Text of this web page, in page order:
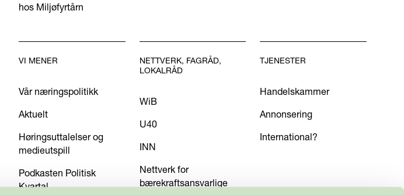
hos Miljøfyrtårn
VI MENER
Vår næringspolitikk
Aktuelt
Høringsuttalelser og
medieutspill
Podkasten Politisk
Kvartal
NETTVERK, FAGRÅD,
LOKALRÅD
WiB
U40
INN
Nettverk for
bærekraftsansvarlige
TJENESTER
Handelskammer
Annonsering
International?